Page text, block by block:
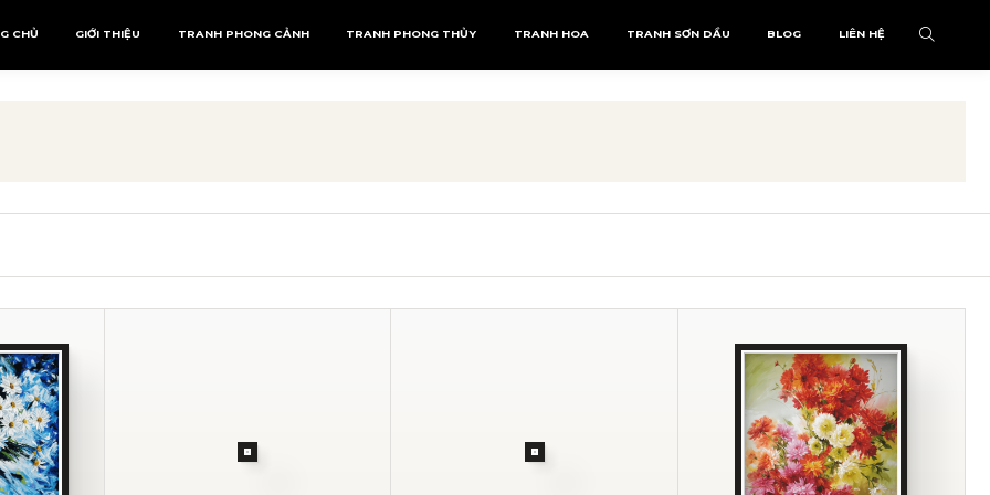
CHỦ GIỚI THIỆU TRANH PHONG CẢNH TRANH PHONG THỦY TRANH HOA TRANH SƠN DẦU BLOG LIÊN HỆ